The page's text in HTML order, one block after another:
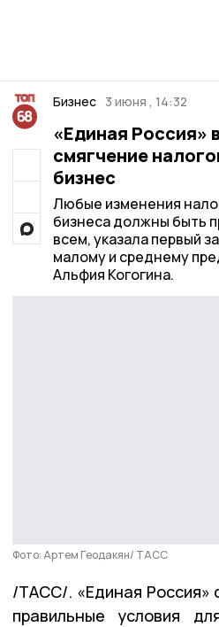
Бизнес 3 июня , 14:32
«Единая Россия»
смягчение
бизнес
Любые изменения
бизнеса должны быть
всем, указала первый
малому и среднему
Альфия Когогина.
Фото: Артем Геодакян/ ТАСС
/ТАСС/. «Единая Россия»
правильные условия